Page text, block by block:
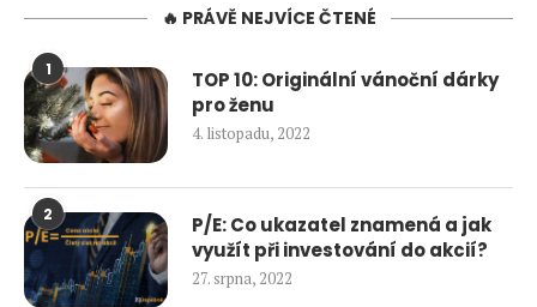
🔥 PRÁVĚ NEJVÍCE ČTENÉ
1
TOP 10: Originální vánoční dárky
pro ženu
4. listopadu, 2022
2
P/E: Co ukazatel znamená a jak
využít při investování do akcií?
27. srpna, 2022